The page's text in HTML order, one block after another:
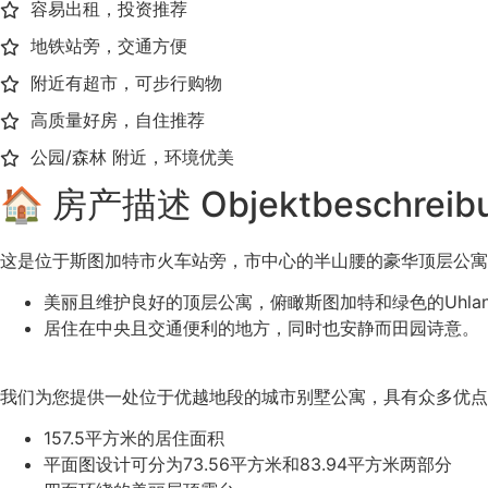
容易出租，投资推荐
地铁站旁，交通方便
附近有超市，可步行购物
高质量好房，自住推荐
公园/森林 附近，环境优美
🏠 房产描述
这是位于斯图加特市火车站旁，市中心的半山腰的豪华顶层公寓
美丽且维护良好的顶层公寓，俯瞰斯图加特和绿色的
居住在中央且交通便利的地方，同时也安静而田园诗意。
我们为您提供一处位于优越地段的城市别墅公寓，具有众多优点
157.5平方米的居住面积
平面图设计可分为73.56平方米和83.94平方米两部分